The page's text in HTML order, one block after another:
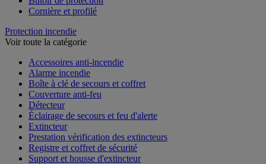
Cornière et profilé
Protection incendie
Voir toute la catégorie
Accessoires anti-incendie
Alarme incendie
Boîte à clé de secours et coffret
Couverture anti-feu
Détecteur
Éclairage de secours et feu d'alerte
Extincteur
Prestation vérification des extincteurs
Registre et coffret de sécurité
Support et housse d'extincteur